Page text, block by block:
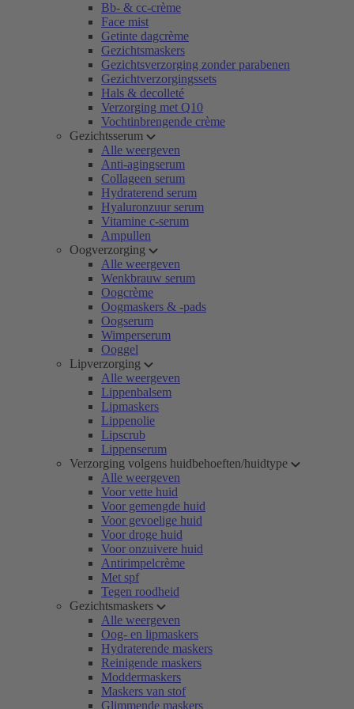
Bb- & cc-crème
Face mist
Getinte dagcrème
Gezichtsmaskers
Gezichtsverzorging zonder parabenen
Gezichtverzorgingssets
Hals & decolleté
Verzorging met Q10
Vochtinbrengende crème
Gezichtsserum
Alle weergeven
Anti-agingserum
Collageen serum
Hydraterend serum
Hyaluronzuur serum
Vitamine c-serum
Ampullen
Oogverzorging
Alle weergeven
Wenkbrauw serum
Oogcrème
Oogmaskers & -pads
Oogserum
Wimperserum
Ooggel
Lipverzorging
Alle weergeven
Lippenbalsem
Lipmaskers
Lippenolie
Lipscrub
Lippenserum
Verzorging volgens huidbehoeften/huidtype
Alle weergeven
Voor vette huid
Voor gemengde huid
Voor gevoelige huid
Voor droge huid
Voor onzuivere huid
Antirimpelcrème
Met spf
Tegen roodheid
Gezichtsmaskers
Alle weergeven
Oog- en lipmaskers
Hydraterende maskers
Reinigende maskers
Moddermaskers
Maskers van stof
Glimmende maskers